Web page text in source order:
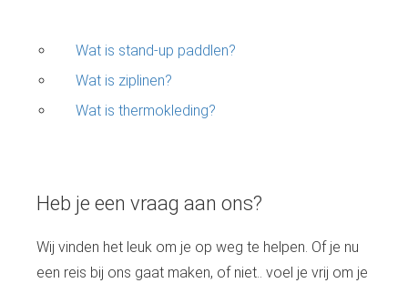
Wat is stand-up paddlen?
Wat is ziplinen?
Wat is thermokleding?
Heb je een vraag aan ons?
Wij vinden het leuk om je op weg te helpen. Of je nu
een reis bij ons gaat maken, of niet.. voel je vrij om je